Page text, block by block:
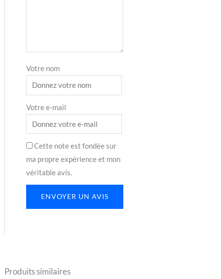
Votre nom
Votre e-mail
Cette note est fondée sur
ma propre expérience et mon
véritable avis.
ENVOYER UN AVIS
Produits similaires